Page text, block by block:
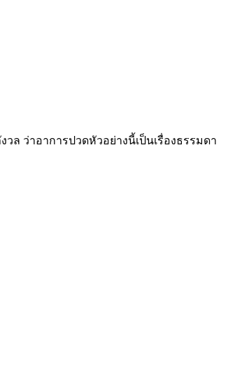
ล ว่าอาการปวดหัวอย่างนี้เป็นเรื่องธรรมดา